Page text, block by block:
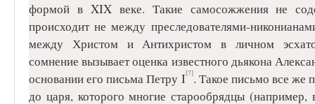
формой в XIX веке. Такие самосожжения не
происходит не между преследователями-
между Христом и Антихристом в личном
сомнение вызывает оценка известного дьякона
основании его письма Петру I[7]. Такое письмо все же
до царя, которого многие старообрядцы (например,